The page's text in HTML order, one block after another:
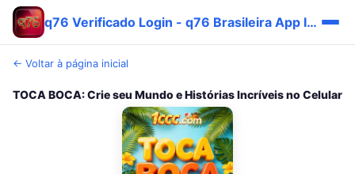
q76 Verificado Login - q76 Brasileira App Imediato 🎯
← Voltar à página inicial
TOCA BOCA: Crie seu Mundo e Histórias Incríveis no Celular